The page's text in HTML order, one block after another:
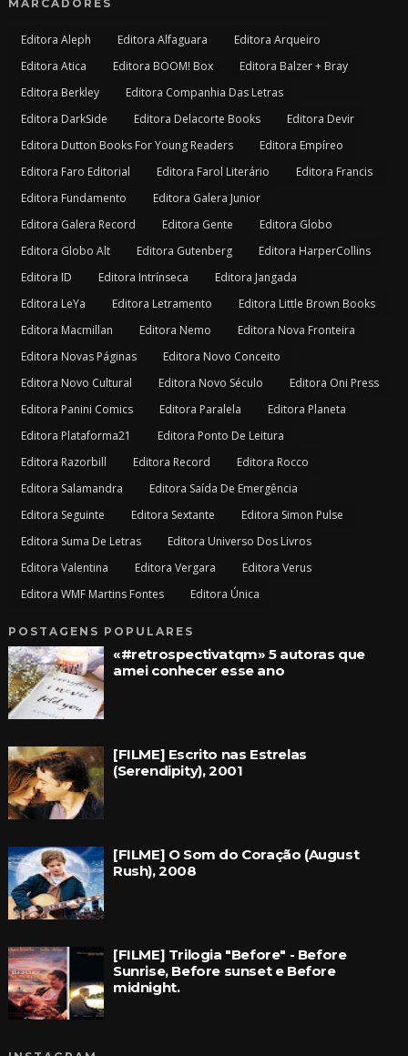
MARCADORES
Editora Aleph Editora Alfaguara
Editora Arqueiro
Editora Atica
Editora BOOM! Box
Editora Balzer + Bray
Editora Berkley
Editora Companhia Das Letras
Editora DarkSide
Editora Delacorte Books
Editora Devir
Editora Dutton Books For Young Readers
Editora Empíreo
Editora Faro Editorial
Editora Farol Literário
Editora Francis
Editora Fundamento
Editora Galera Junior
Editora Galera Record
Editora Gente
Editora Globo
Editora Globo Alt
Editora Gutenberg
Editora HarperCollins
Editora ID
Editora Intrínseca
Editora Jangada
Editora LeYa
Editora Letramento
Editora Little Brown Books
Editora Macmillan
Editora Nemo
Editora Nova Fronteira
Editora Novas Páginas
Editora Novo Conceito
Editora Novo Cultural
Editora Novo Século
Editora Oni Press
Editora Panini Comics
Editora Paralela
Editora Planeta
Editora Plataforma21
Editora Ponto De Leitura
Editora Razorbill
Editora Record
Editora Rocco
Editora Salamandra
Editora Saída De Emergência
Editora Seguinte
Editora Sextante
Editora Simon Pulse
Editora Suma De Letras
Editora Universo Dos Livros
Editora Valentina
Editora Vergara
Editora Verus
Editora WMF Martins Fontes
Editora Única
POSTAGENS POPULARES
«#retrospectivatqm» 5 autoras que
amei conhecer esse ano
[FILME] Escrito nas Estrelas
(Serendipity), 2001
[FILME] O Som do Coração (August
Rush), 2008
[FILME] Trilogia "Before" - Before
Sunrise, Before sunset e Before
midnight.